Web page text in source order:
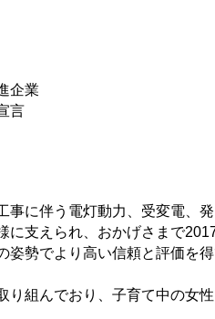
企業
言
に伴う電灯動力、受変電、
支えられ、おかげさまで
姿勢でより高い信頼と評価を
組んでおり、子育て中の女